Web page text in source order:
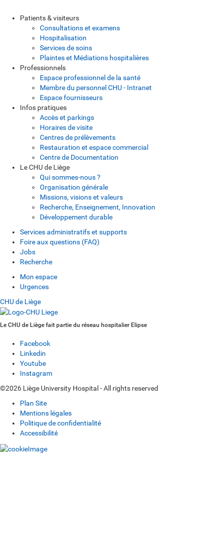
Patients & visiteurs
Consultations et examens
Hospitalisation
Services de soins
Plaintes et Médiations hospitalières
Professionnels
Espace professionnel de la santé
Membre du personnel CHU - Intranet
Espace fournisseurs
Infos pratiques
Accès et parkings
Horaires de visite
Centres de prélèvements
Restauration et espace commercial
Centre de Documentation
Le CHU de Liège
Qui sommes-nous ?
Organisation générale
Missions, visions et valeurs
Recherche, Enseignement, Innovation
Développement durable
Services administratifs et supports
Foire aux questions (FAQ)
Jobs
Recherche
Mon espace
Urgences
CHU de Liège
Le CHU de Liège fait partie du réseau hospitalier Elipse
Facebook
Linkedin
Youtube
Instagram
©2026 Liège University Hospital - All rights reserved
Plan Site
Mentions légales
Politique de confidentialité
Accessibilité